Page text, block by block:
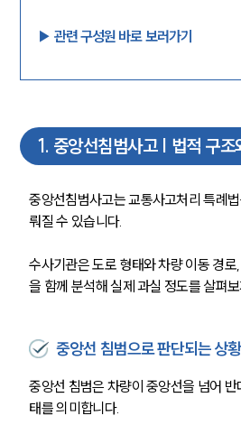
▶︎ 관련 구성원 바로 보러가기
1. 중앙선침범사고 | 법적 구조
중앙선침범사고는 교통사고처리 특례
뤄질 수 있습니다.
수사기관은 도로 형태와 차량 이동 경
을 함께 분석해 실제 과실 정도를 살펴
중앙선 침범으로 판단되는 상황
중앙선 침범은 차량이 중앙선을 넘어
태를 의미합니다.